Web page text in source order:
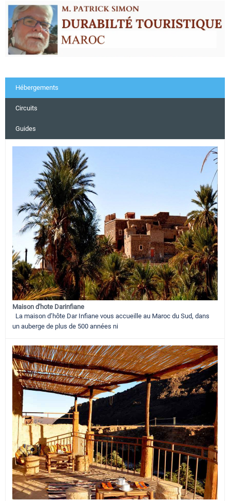
Hébergements
Circuits
Guides
Maison d'hote Darinfiane
La maison d’hôte Dar Infiane vous accueille au Maroc du Sud, dans
un auberge de plus de 500 années ni